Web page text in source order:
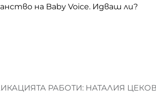
на Baby Voice. Идваш ли?
РАБОТИ: НАТАЛИЯ